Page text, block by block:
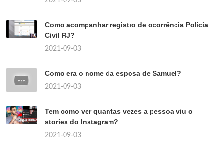
Como acompanhar registro de ocorrência Polícia
Civil RJ?
2021-09-03
Como era o nome da esposa de Samuel?
2021-09-03
Tem como ver quantas vezes a pessoa viu o
stories do Instagram?
2021-09-03